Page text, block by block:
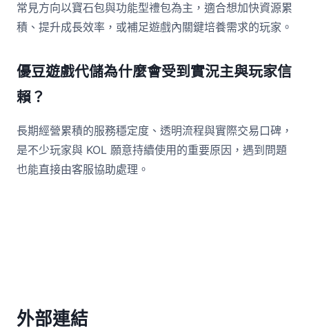
常見方向以寶石包與功能型禮包為主，適合想加快資源累
積、提升成長效率，或補足遊戲內關鍵培養需求的玩家。
優豆遊戲代儲為什麼會受到實況主與玩家信
賴？
長期經營累積的服務穩定度、透明流程與實際交易口碑，
是不少玩家與 KOL 願意持續使用的重要原因，遇到問題
也能直接由客服協助處理。
外部連結